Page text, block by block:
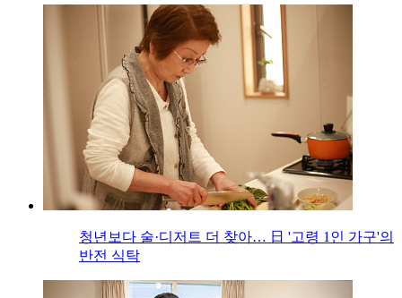
청년보다 술·디저트 더 찾아… 日 '고령 1인 가구'의
반전 식탁